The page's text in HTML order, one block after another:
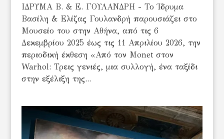
ΙΔΡΥΜΑ Β. & Ε. ΓΟΥΛΑΝΔΡΗ - Το Ίδρυμα
Βασίλη & Ελίζας Γουλανδρή παρουσιάζει στο
Μουσείο του στην Αθήνα, από τις 6
Δεκεμβρίου 2025 έως τις 11 Απριλίου 2026, την
περιοδική έκθεση «Από τον Monet στον
Warhol: Τρεις γενιές, μια συλλογή, ένα ταξίδι
στην εξέλιξη της...